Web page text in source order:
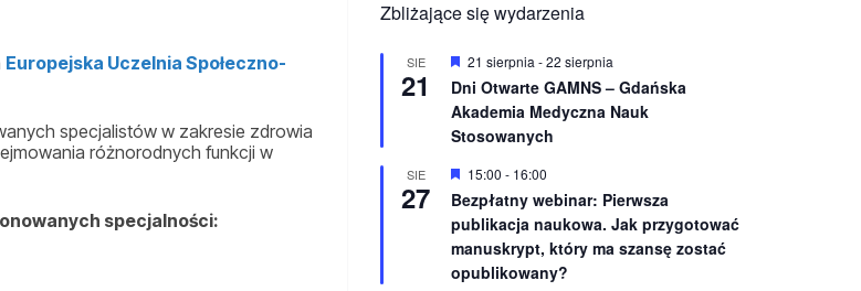
Europejska Uczelnia Społeczno-
specjalistów w zakresie zdrowia
różnorodnych funkcji w
specjalności:
Zbliżające się wydarzenia
SIE
21
W
r
ó
ż
n
o
n
e
21 sierpnia -22 sierpnia
Dni Otwarte GAMNS – Gdańska
Akademia Medyczna Nauk
Stosowanych
SIE
27
W
r
ó
ż
n
i
15:00 - 16:00
Bezpłatny webinar: Pierwsza
publikacja naukowa. Jak przygotować
manuskrypt, który ma szansę zostać
opublikowany?